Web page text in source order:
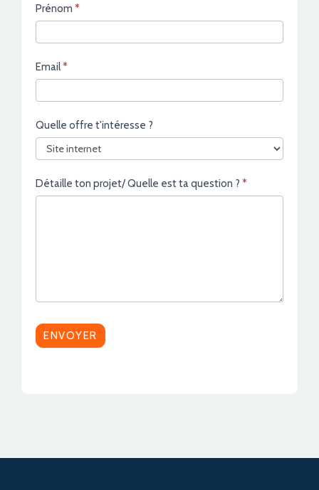
Contact
Prénom *
Email*
Quelle offre t'intéresse ?
Détaille ton projet/ Quelle est ta question ? *
ENVOYER